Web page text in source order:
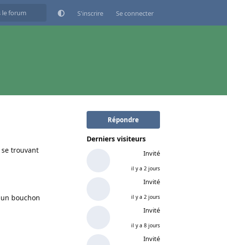
S'inscrire Se connecter
Répondre
Derniers visiteurs
Invité
il y a 2 jours
Invité
il y a 2 jours
Invité
il y a 8 jours
Invité
trouvant
bouchon